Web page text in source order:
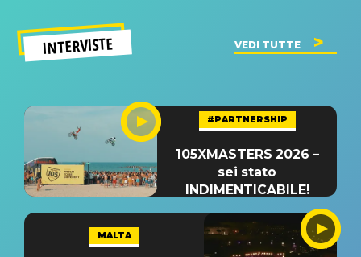
INTERVISTE VEDI TUTTE
#PARTNERSHIP
105XMASTERS 2026 –
sei stato
INDIMENTICABILE!
MALTA